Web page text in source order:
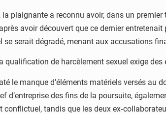
la plaignante a reconnu avoir, dans un
avoir découvert que ce dernier
serait dégradé, menant aux accusations
qualification de harcèlement sexuel exige
le manque d’éléments matériels versés au
d’entreprise des fins de la poursuite,
conflictuel, tandis que les deux